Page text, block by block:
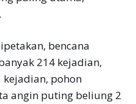
bencana
214 kejadian,
pohon
angin puting beliung 2